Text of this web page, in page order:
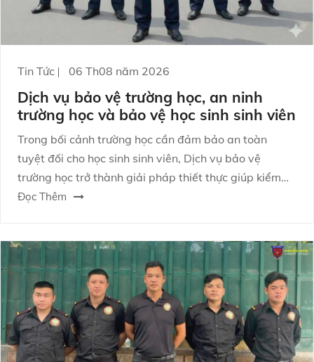
Tin Tức 06 Th08 năm 2026
Dịch vụ bảo vệ trường học, an ninh
trường học và bảo vệ học sinh sinh viên
Trong bối cảnh trường học cần đảm bảo an toàn
tuyệt đối cho học sinh sinh viên, Dịch vụ bảo vệ
trường học trở thành giải pháp thiết thực giúp kiểm
soát rủi ro, ngăn chặn hành vi xâm nhập trái phép và
Đọc Thêm